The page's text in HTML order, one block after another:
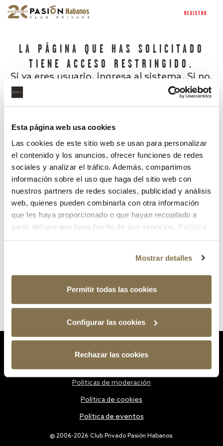
Esta página web usa cookies
Las cookies de este sitio web se usan para personalizar
el contenido y los anuncios, ofrecer funciones de redes
sociales y analizar el tráfico. Además, compartimos
información sobre el uso que haga del sitio web con
nuestros partners de redes sociales, publicidad y análisis
web, quienes pueden combinarla con otra información
que les haya proporcionado o que hayan recopilado a
partir del uso que haya hecho de sus servicios. Política
Mostrar detalles
Permitir todas las cookies
Configurar las cookies
Rechazar las cookies
REGISTRO
LA PÁGINA QUE HAS SOLICITADO
TIENE ACCESO RESTRINGIDO.
Si ya eres usuario, ingresa al sistema. Si no,
¿Has olvidado tu contraseña?
@ 2006-2026 Club Privado Pasión Habanos.
Políticas de moderación
Política de cookies
Política de eventos